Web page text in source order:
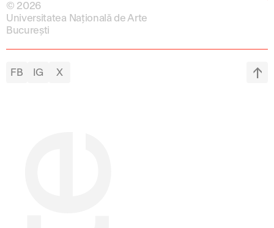
© 2026
Universitatea Națională de Arte
București
FB IG X